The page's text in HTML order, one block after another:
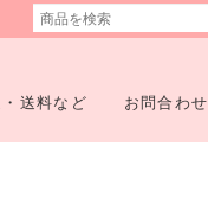
送料など お問合わせ